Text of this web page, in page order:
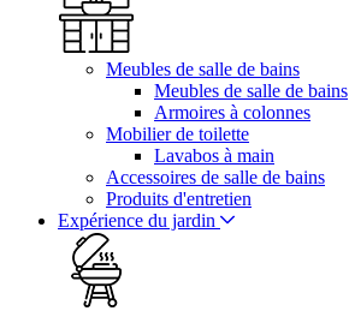
Meubles de salle de bains
Meubles de salle de bains
Armoires à colonnes
Mobilier de toilette
Lavabos à main
Accessoires de salle de bains
Produits d'entretien
Expérience du jardin